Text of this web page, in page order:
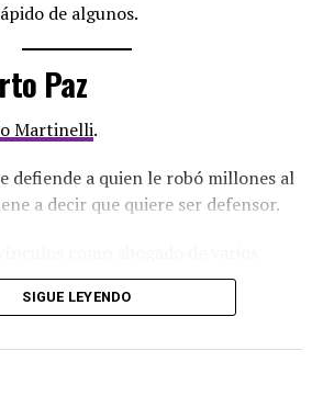
de algunos.
Paz
Martinelli.
a quien le robó millones al
a decir que quiere ser defensor.
estado en la cárcel de máxima
Coco.
SIGUE LEYENDO